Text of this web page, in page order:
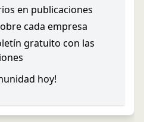
en publicaciones
cada empresa
gratuito con las
hoy!